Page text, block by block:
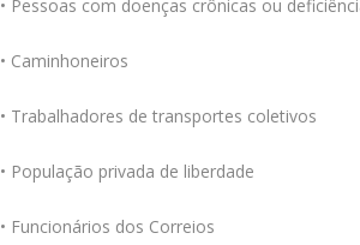
• Pessoas com doenças crônicas ou
• Caminhoneiros
• Trabalhadores de transportes coletivos
• População privada de liberdade
• Funcionários dos Correios